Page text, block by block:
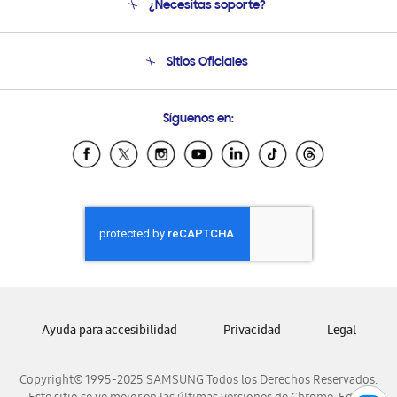
Soporte
Condiciones de Compra
¿Necesitas soporte?
Soporte vía eMail
Sitios Oficiales
Samsung Ecuador
Samsung El Salvador
Samsung Honduras
Samsung Nicaragua
Samsung Panamá
Samsung Venezuela
Síguenos en:
Copyright© 1995-2025 SAMSUNG Todos los Derechos Reservados.
Ayuda para accesibilidad Privacidad Legal